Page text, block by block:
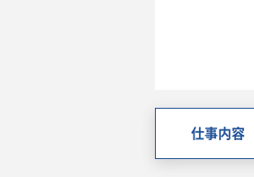
仕事内容